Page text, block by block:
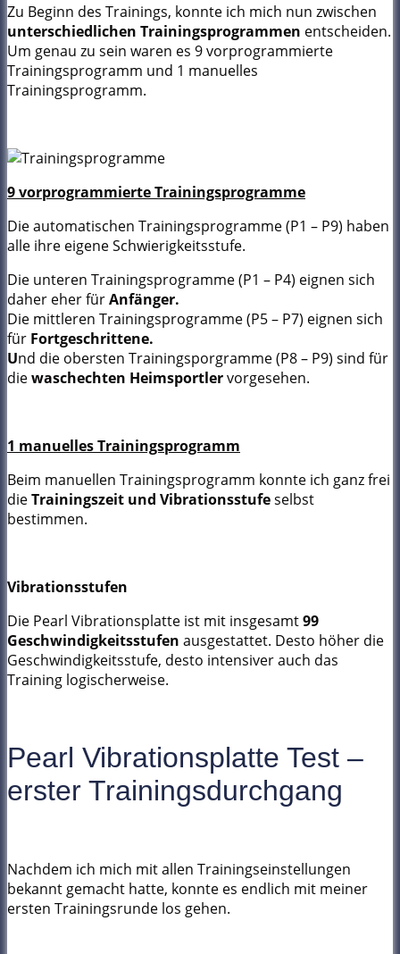
Zu Beginn des Trainings, konnte ich mich nun zwischen
unterschiedlichen Trainingsprogrammen entscheiden.
Um genau zu sein waren es 9 vorprogrammierte
Trainingsprogramm und 1 manuelles
Trainingsprogramm.
9 vorprogrammierte Trainingsprogramme
Die automatischen Trainingsprogramme (P1 – P9) haben
alle ihre eigene Schwierigkeitsstufe.
Die unteren Trainingsprogramme (P1 – P4) eignen sich
daher eher fürAnfänger.
Die mittleren Trainingsprogramme (P5 – P7) eignen sich
für Fortgeschrittene.
Und die obersten Trainingsporgramme (P8 – P9) sind für
diewaschechten Heimsportlervorgesehen.
1 manuelles Trainingsprogramm
Beim manuellen Trainingsprogramm konnte ich ganz frei
dieTrainingszeit und Vibrationsstufeselbst
bestimmen.
Vibrationsstufen
Die Pearl Vibrationsplatte ist mit insgesamt99
Geschwindigkeitsstufen ausgestattet. Desto höher die
Geschwindigkeitsstufe, desto intensiver auch das
Training logischerweise.
Pearl Vibrationsplatte Test –
erster Trainingsdurchgang
Nachdem ich mich mit allen Trainingseinstellungen
bekannt gemacht hatte, konnte es endlich mit meiner
ersten Trainingsrunde los gehen.